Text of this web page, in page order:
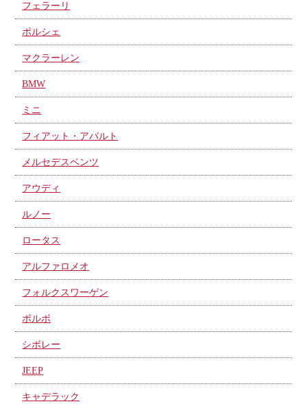
フェラーリ
ポルシェ
マクラーレン
BMW
ミニ
フィアット・アバルト
メルセデスベンツ
アウディ
ルノー
ロータス
アルファロメオ
フォルクスワーゲン
ボルボ
シボレー
JEEP
キャデラック